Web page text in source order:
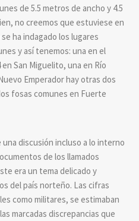
de 5.5 metros de ancho y 4.5
no creemos que estuviese en
ha indagado los lugares
y así tenemos: una en el
San Miguelito, una en Río
Emperador hay otras dos
fosas comunes en Fuerte
discusión incluso a lo interno
de los llamados
era un tema delicado y
del país norteño. Las cifras
como militares, se estimaban
marcadas discrepancias que